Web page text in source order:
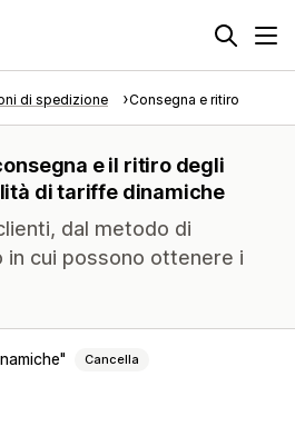
di spedizione Consegna e ritiro
e il ritiro degli
di tariffe dinamiche
dal metodo di
in cui possono ottenere i
Cancella